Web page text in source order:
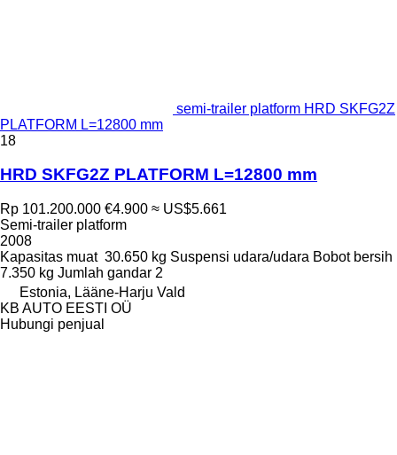
semi-trailer platform HRD SKFG2Z
PLATFORM L=12800 mm
18
HRD SKFG2Z PLATFORM L=12800 mm
Rp 101.200.000 €4.900 ≈ US$5.661
Semi-trailer platform
2008
Kapasitas muat 30.650 kg Suspensi udara/udara Bobot bersih
7.350 kg Jumlah gandar 2
Estonia, Lääne-Harju Vald
KB AUTO EESTI OÜ
Hubungi penjual